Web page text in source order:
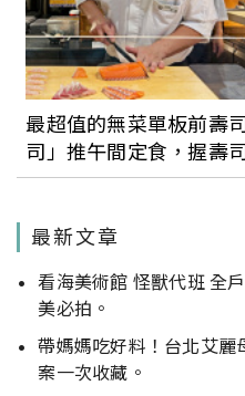
最超值的無菜單板前壽
司」推午間定食，握壽
能品嚐
最新文章
看海美術館 怪獸代班 全
美必拍。
帶媽媽吃好料！台北艾麗
案一次收藏。